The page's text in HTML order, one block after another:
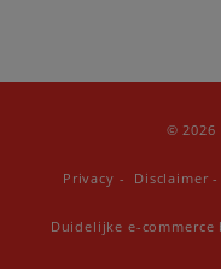
© 2026
Privacy - Disclaimer
Duidelijke e-